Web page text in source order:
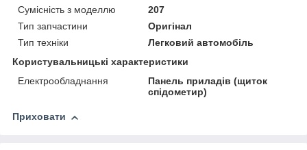
Сумісність з моделлю
207
Тип запчастини
Оригінал
Тип техніки
Легковий автомобіль
Користувальницькі характеристики
Електрообладнання
Панель приладів (щиток
спідометир)
Приховати